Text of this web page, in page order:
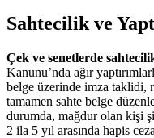
Sahtecilik ve
Çek ve senetlerde
Kanunu’nda ağır
belge üzerinde imza taklidi,
tamamen sahte belge
durumda, mağdur olan kişi
2 ila 5 yıl arasında hapis